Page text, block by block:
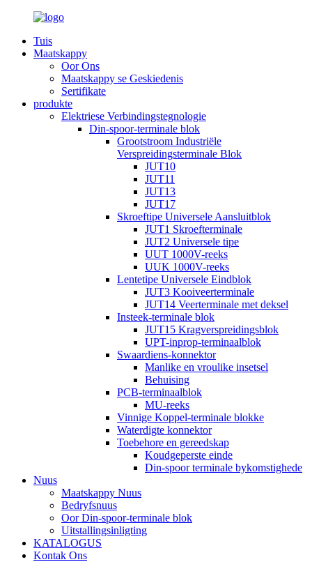
Tuis
Maatskappy
Oor Ons
Maatskappy se Geskiedenis
Sertifikate
produkte
Elektriese Verbindingstegnologie
Din-spoor-terminale blok
Grootstroom Industriële
Verspreidingsterminale Blok
JUT10
JUT11
JUT13
JUT17
Skroeftipe Universele Aansluitblok
JUT1 Skroefterminale
JUT2 Universele tipe
UUT 1000V-reeks
UUK 1000V-reeks
Lentetipe Universele Eindblok
JUT3 Kooiveerterminale
JUT14 Veerterminale met deksel
Insteek-terminale blok
JUT15 Kragverspreidingsblok
UPT-inprop-terminaalblok
Swaardiens-konnektor
Manlike en vroulike insetsel
Behuising
PCB-terminaalblok
MU-reeks
Vinnige Koppel-terminale blokke
Waterdigte konnektor
Toebehore en gereedskap
Koudgeperste einde
Din-spoor terminale bykomstighede
Nuus
Maatskappy Nuus
Bedryfsnuus
Oor Din-spoor-terminale blok
Uitstallingsinligting
KATALOGUS
Kontak Ons